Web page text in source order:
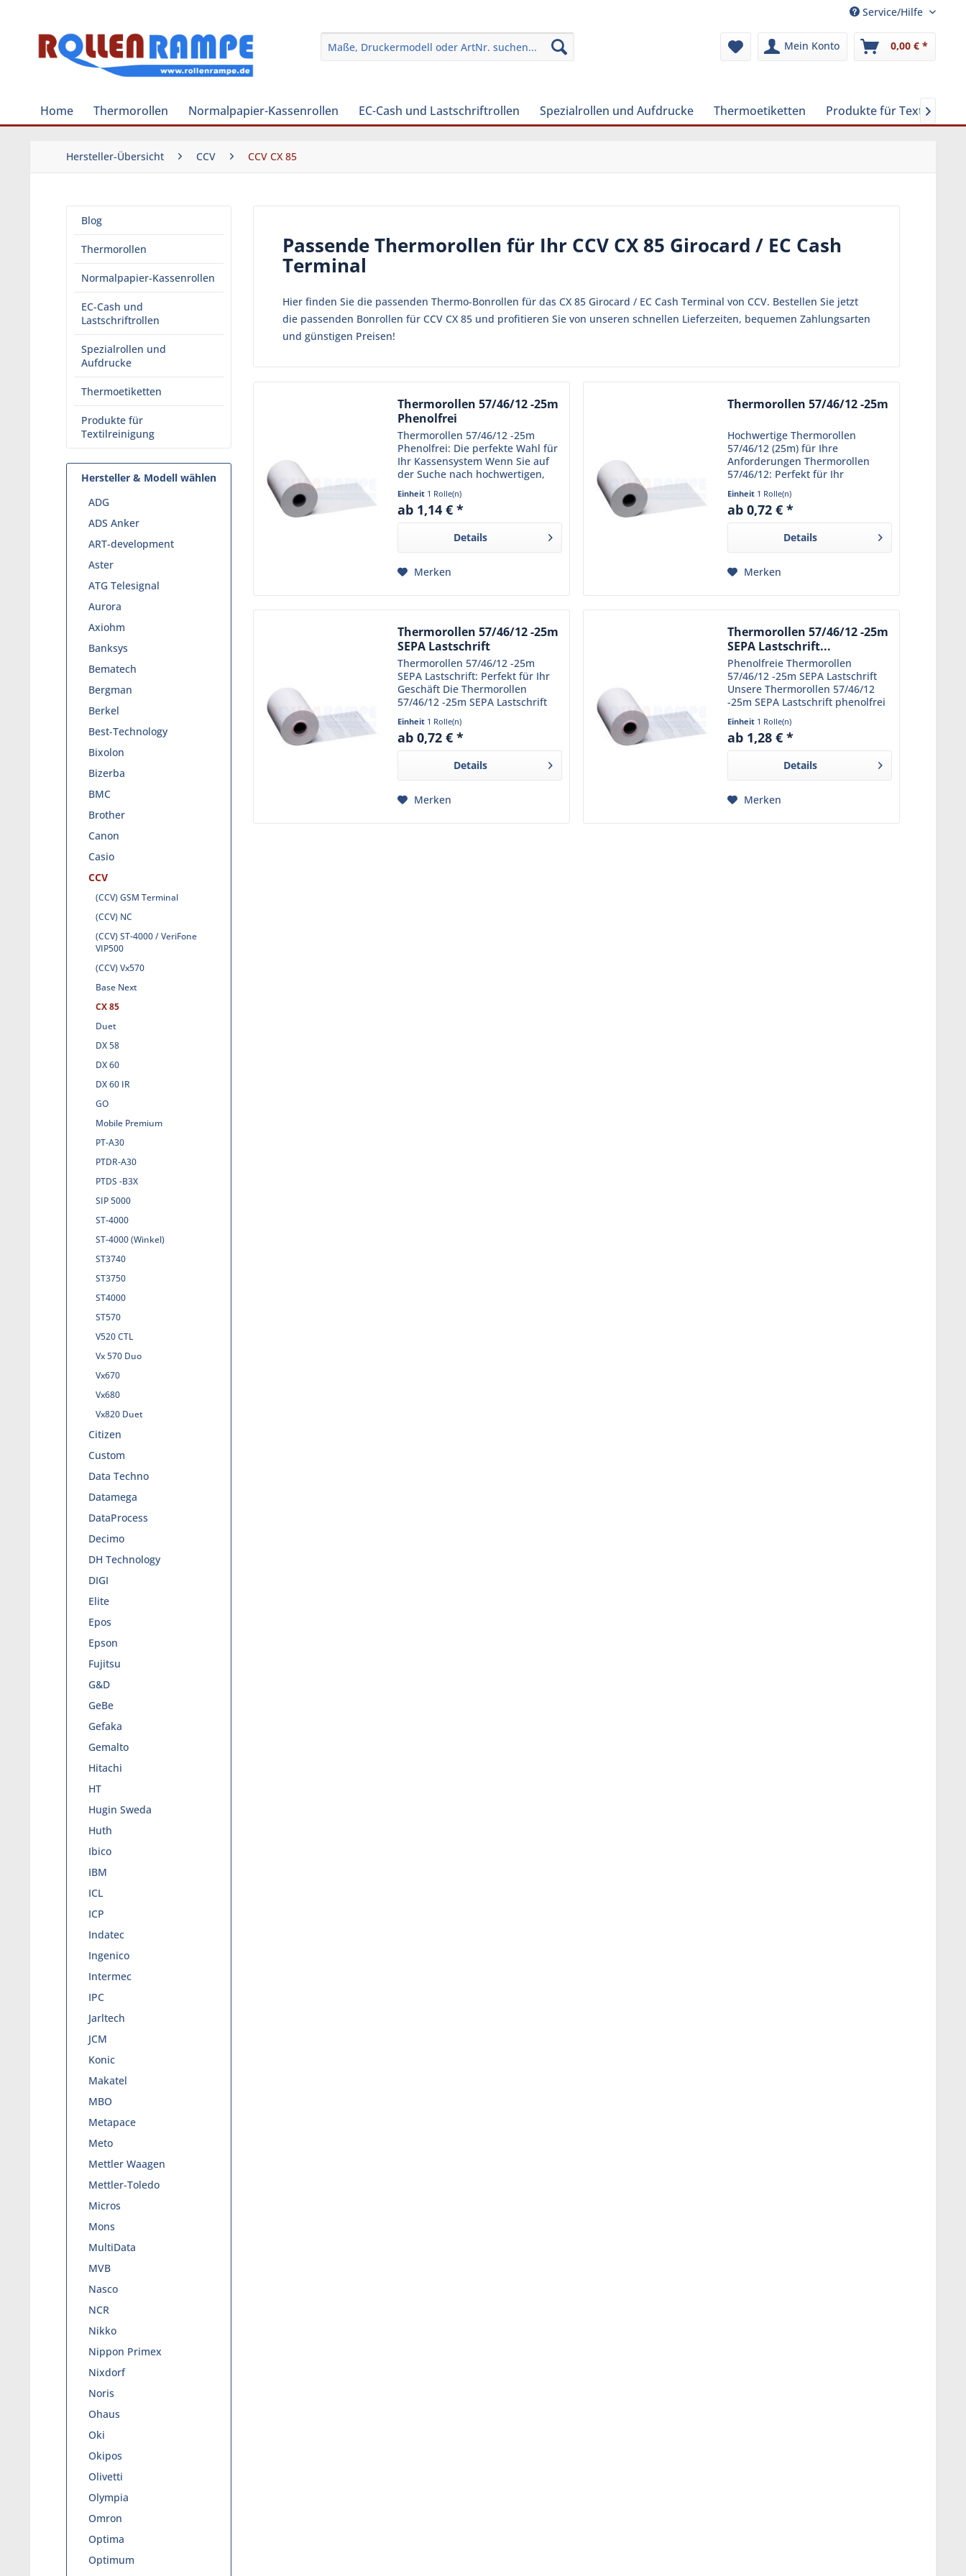
Service/Hilfe
Mein Konto 0,00 € *
Home Thermorollen Normalpapier-Kassenrollen EC-Cash und Lastschriftrollen Spezialrollen und Aufdrucke Thermoetiketten Produkte für 
Hersteller-Übersicht CCV CCV CX 85
Blog
Thermorollen
Normalpapier-Kassenrollen
EC-Cash und
Lastschriftrollen
Spezialrollen und
Aufdrucke
Thermoetiketten
Produkte für
Textilreinigung
Hersteller & Modell wählen
ADG
ADS Anker
ART-development
Aster
ATG Telesignal
Aurora
Axiohm
Banksys
Bematech
Bergman
Berkel
Best-Technology
Bixolon
Bizerba
BMC
Brother
Canon
Casio
CCV
(CCV) GSM Terminal
(CCV) NC
(CCV) ST-4000 / VeriFone
VIP500
(CCV) Vx570
Base Next
CX 85
Duet
DX 58
DX 60
DX 60 IR
GO
Mobile Premium
PT-A30
PTDR-A30
PTDS -B3X
SIP 5000
ST-4000
ST-4000 (Winkel)
ST3740
ST3750
ST4000
ST570
V520 CTL
Vx 570 Duo
Vx670
Vx680
Vx820 Duet
Citizen
Custom
Data Techno
Datamega
DataProcess
Decimo
DH Technology
DIGI
Elite
Epos
Epson
Fujitsu
G&D
GeBe
Gefaka
Gemalto
Hitachi
HT
Hugin Sweda
Huth
Ibico
IBM
ICL
ICP
Indatec
Ingenico
Intermec
IPC
Jarltech
JCM
Konic
Makatel
MBO
Metapace
Meto
Mettler Waagen
Mettler-Toledo
Micros
Mons
MultiData
MVB
Nasco
NCR
Nikko
Nippon Primex
Nixdorf
Noris
Ohaus
Oki
Okipos
Olivetti
Olympia
Omron
Optima
Optimum
Passende Thermorollen für Ihr CCV CX 85 Girocard / EC Cash
Terminal
Hier finden Sie die passenden Thermo-Bonrollen für das CX 85 Girocard / EC Cash Terminal von CCV. Bestellen Sie jetzt
die passenden Bonrollen für CCV CX 85 und profitieren Sie von unseren schnellen Lieferzeiten, bequemen Zahlungsarten
und günstigen Preisen!
Thermorollen 57/46/12 -25m
Phenolfrei
Thermorollen 57/46/12 -25m
Phenolfrei: Die perfekte Wahl für
Ihr Kassensystem Wenn Sie auf
der Suche nach hochwertigen,
umweltfreundlichen und
langlebigen Thermorollen für Ihr
Kassensystem sind, sind unsere
Einheit 1 Rolle(n)
ab 1,14 € *
Details
Merken
Thermorollen 57/46/12 -25m
Hochwertige Thermorollen
57/46/12 (25m) für Ihre
Anforderungen Thermorollen
57/46/12: Perfekt für Ihr
Ladengeschäft Die Thermorollen
57/25m/12 eignen sich perfekt
für ein Ladengeschäft. Mit einer
Einheit 1 Rolle(n)
ab 0,72 € *
Details
Merken
Thermorollen 57/46/12 -25m
SEPA Lastschrift
Thermorollen 57/46/12 -25m
SEPA Lastschrift: Perfekt für Ihr
Geschäft Die Thermorollen
57/46/12 -25m SEPA Lastschrift
Einzelhandelsgeschäfte und
Gastronomiebetriebe mit
Hergestellt...
Einheit 1 Rolle(n)
ab 0,72 € *
Details
Merken
Thermorollen 57/46/12 -25m
SEPA Lastschrift...
Phenolfreie Thermorollen
57/46/12 -25m SEPA Lastschrift
Unsere Thermorollen 57/46/12
-25m SEPA Lastschrift phenolfrei
Cash und Girocard Terminal. Mit
einer Breite von 57mm, einem
Einheit 1 Rolle(n)
ab 1,28 € *
Details
Merken